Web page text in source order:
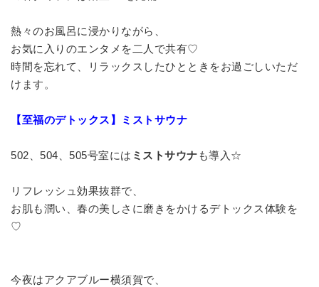
熱々のお風呂に浸かりながら、
お気に入りのエンタメを二人で共有♡
時間を忘れて、リラックスしたひとときをお過ごしいただ
けます。
【至福のデトックス】ミストサウナ
502、504、505号室には ミストサウナ も導入☆
リフレッシュ効果抜群で、
お肌も潤い、春の美しさに磨きをかけるデトックス体験を
♡
今夜はアクアブルー横須賀で、